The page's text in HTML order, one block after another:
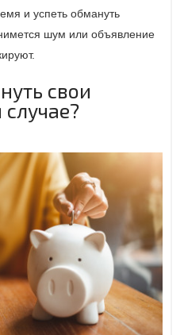
и успеть обмануть
шум или объявление
свои